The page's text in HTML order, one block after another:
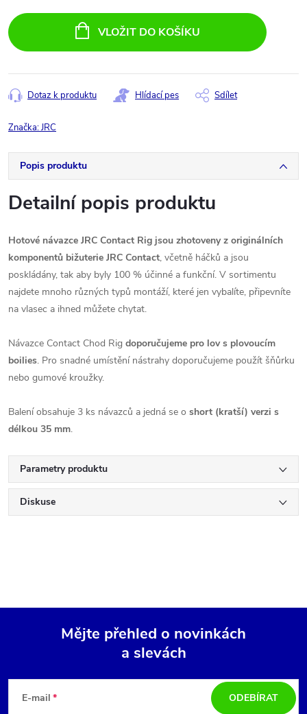
cena:
VLOŽIT DO KOŠÍKU
Dotaz k produktu Hlídací pes Sdílet
Značka:JRC
Popis produktu
Detailní popis produktu
Hotové návazce JRC Contact Rig jsou zhotoveny z originálních
komponentů bižuterie JRC Contact, včetně háčků a jsou
poskládány, tak aby byly 100 % účinné a funkční. V sortimentu
najdete mnoho různých typů montáží, které jen vybalíte, připevníte
na vlasec a ihned můžete chytat.
Návazce Contact Chod Rig doporučujeme pro lov s plovoucím
boilies. Pro snadné umístění nástrahy doporučujeme použít šňůrku
nebo gumové kroužky.
Balení obsahuje 3 ks návazců a jedná se o short (kratší) verzi s
délkou 35 mm.
Parametry produktu
Diskuse
Mějte přehled o novinkách
a slevách
E-mail ODEBÍRAT